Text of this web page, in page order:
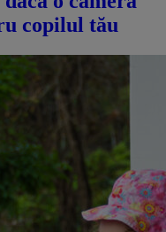
copilul tău